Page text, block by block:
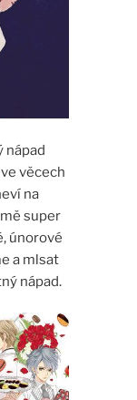
nápad
věcech
na
super
únorové
a mlsat
nápad.